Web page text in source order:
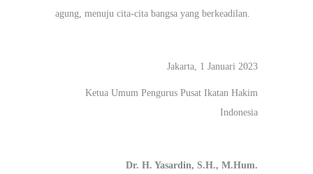
agung, menuju cita-cita bangsa yang berkeadilan.
Jakarta, 1 Januari 2023
Ketua Umum Pengurus Pusat Ikatan Hakim
Indonesia
Dr. H. Yasardin, S.H., M.Hum.